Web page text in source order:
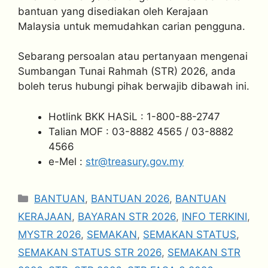
bantuan yang disediakan oleh Kerajaan
Malaysia untuk memudahkan carian pengguna.
Sebarang persoalan atau pertanyaan mengenai
Sumbangan Tunai Rahmah (STR) 2026, anda
boleh terus hubungi pihak berwajib dibawah ini.
Hotlink BKK HASiL : 1-800-88-2747
Talian MOF : 03-8882 4565 / 03-8882
4566
e-Mel : str@treasury.gov.my
Categories
BANTUAN, BANTUAN 2026, BANTUAN
KERAJAAN, BAYARAN STR 2026, INFO TERKINI,
MYSTR 2026, SEMAKAN, SEMAKAN STATUS,
SEMAKAN STATUS STR 2026, SEMAKAN STR